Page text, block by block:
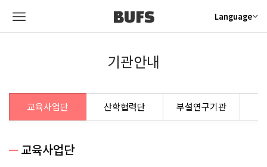
BUFS Language
기관안내
교육사업단 산학협력단 부설연구기관
교육사업단